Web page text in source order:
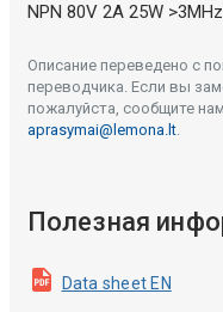
NPN 80V 2A 25W
Описание переведено с
переводчика. Если вы
пожалуйста, сообщите
aprasymai@lemona.lt.
Полезная
Data sheet EN